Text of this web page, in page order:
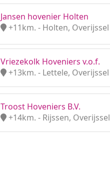
Jansen hovenier Holten
+11km. - Holten, Overijssel
Vriezekolk Hoveniers v.o.f.
+13km. - Lettele, Overijssel
Troost Hoveniers B.V.
+14km. - Rijssen, Overijssel